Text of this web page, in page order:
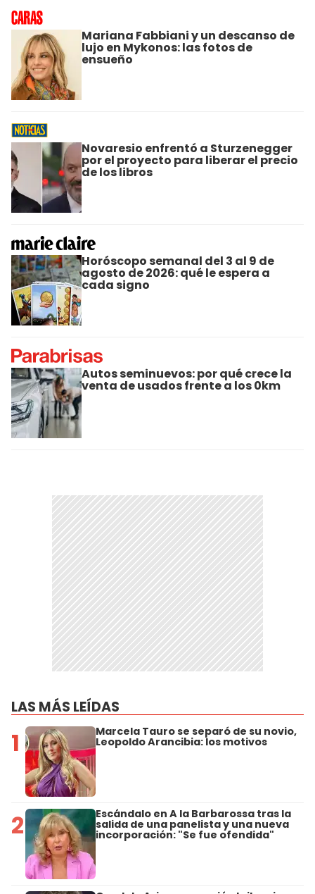
Mariana Fabbiani y un descanso de
lujo en Mykonos: las fotos de
ensueño
Novaresio enfrentó a Sturzenegger
por el proyecto para liberar el precio
de los libros
Horóscopo semanal del 3 al 9 de
agosto de 2026: qué le espera a
cada signo
Autos seminuevos: por qué crece la
venta de usados frente a los 0km
LAS MÁS LEÍDAS
1 Marcela Tauro se separó de su novio,
Leopoldo Arancibia: los motivos
2 Escándalo en A la Barbarossa tras la
salida de una panelista y una nueva
incorporación: "Se fue ofendida"